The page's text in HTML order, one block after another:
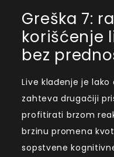
Greška 7:
korišćenje
bez
Live klađenje je
zahteva drugačiji
profitirati brzom
brzinu promena
sopstvene